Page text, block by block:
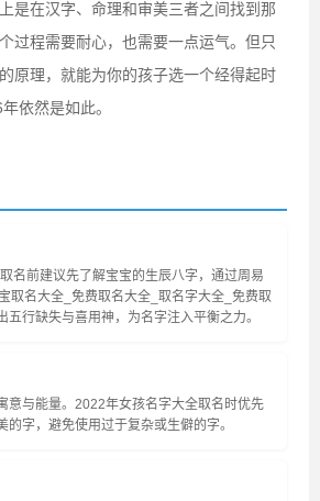
是在汉字、命理和审美三者之间找到那
过程需要耐心，也需要一点运气。但只
原理，就能为你的孩子选一个经得起时
依然是如此。
名前建议先了解宝宝的生辰八字，通过周易
取名大全_免费取名大全_取名字大全_免费取
五行缺失与喜用神，为名字注入平衡之力。
意与能量。2022年女孩名字大全取名时优先
的字，避免使用过于复杂或生僻的字。